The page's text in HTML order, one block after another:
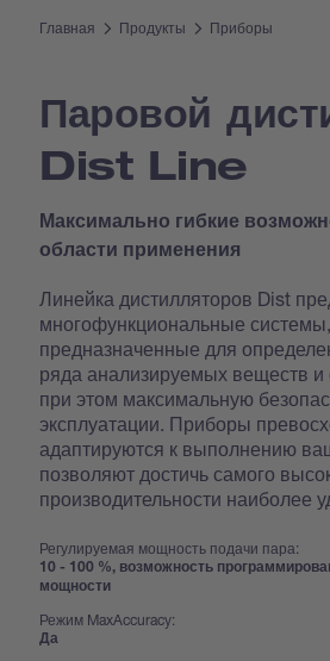
Главная Продукты Приборы
Паровой
Dist Line
Максимально гибкие
области применения
Линейка дистилляторов Dist
многофункциональные системы,
предназначенные для
ряда анализируемых веществ
при этом максимальную
эксплуатации. Приборы
адаптируются к выполнению
позволяют достичь самого
производительности наиболее
Регулируемая мощность подачи пара:
10 - 100 %, возможность
мощности
Режим MaxAccuracy:
Да